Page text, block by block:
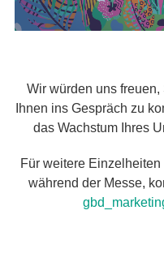
Wir würden uns
Ihnen ins Gespräch zu
das Wachstum Ihres
Für weitere
während der Messe,